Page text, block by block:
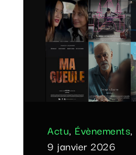
Actu, Évènements,
9 janvier 2026